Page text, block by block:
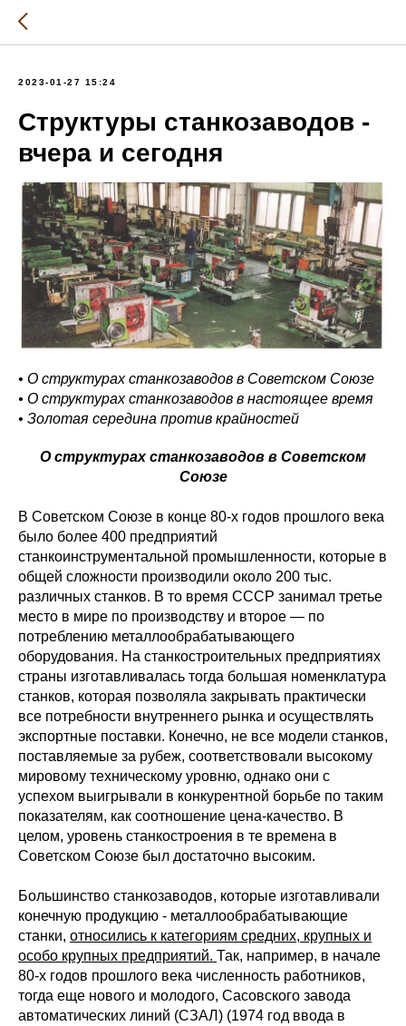
2023-01-27 15:24
Структуры станкозаводов -
вчера и сегодня
• О структурах станкозаводов в Советском Союзе
• О структурах станкозаводов в настоящее время
• Золотая середина против крайностей
О структурах станкозаводов в Советском
Союзе
В Советском Союзе в конце 80-х годов прошлого века
было более 400 предприятий
станкоинструментальной промышленности, которые в
общей сложности производили около 200 тыс.
различных станков. В то время СССР занимал третье
место в мире по производству и второе — по
потреблению металлообрабатывающего
оборудования. На станкостроительных предприятиях
страны изготавливалась тогда большая номенклатура
станков, которая позволяла закрывать практически
все потребности внутреннего рынка и осуществлять
экспортные поставки. Конечно, не все модели станков,
поставляемые за рубеж, соответствовали высокому
мировому техническому уровню, однако они с
успехом выигрывали в конкурентной борьбе по таким
показателям, как соотношение цена-качество. В
целом, уровень станкостроения в те времена в
Советском Союзе был достаточно высоким.
Большинство станкозаводов, которые изготавливали
конечную продукцию - металлообрабатывающие
станки, относились к категориям средних, крупных и
особо крупных предприятий. Так, например, в начале
80-х годов прошлого века численность работников,
тогда еще нового и молодого, Сасовского завода
автоматических линий (СЗАЛ) (1974 год ввода в